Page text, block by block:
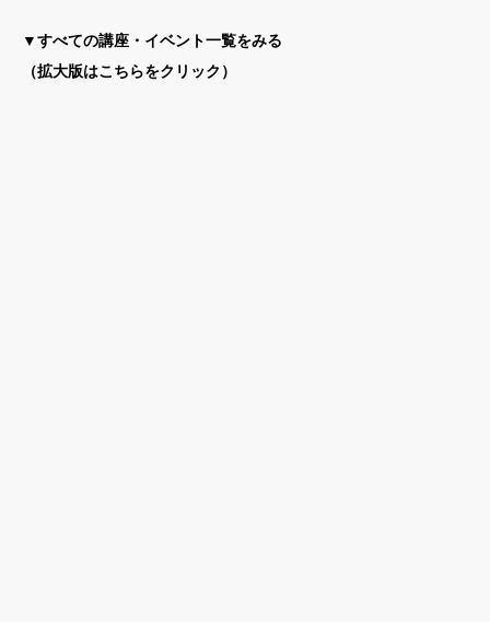
▼すべての講座・イベント一覧をみる
（拡大版はこちらをクリック）